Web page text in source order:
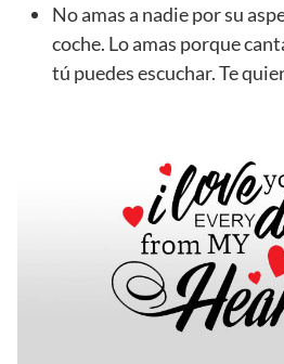
No amas a nadie por su
coche. Lo amas porque
tú puedes escuchar. Te